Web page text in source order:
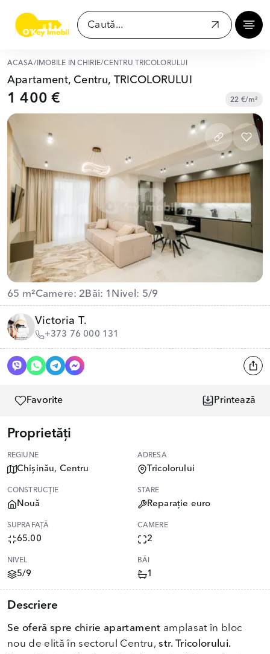
ACASĂ/ IMOBILE ÎN CHIRIE/CENTRU TRICOLORULUI
Apartament, Centru, TRICOLORULUI
1 400 € 22 €/m²
65 m²Camere: 2 Băi: 1 Nivel: 5/9
Victoria T.
+373 76 000 131
Favorite Printează
Proprietăți
REGIUNE
Chișinău, Centru
ADRESA
Tricolorului
CONSTRUCȚIE
Nouă
STARE
Reparație euro
SUPRAFAȚĂ
65.00
CAMERE
2
NIVEL
5/9
BĂI
1
Descriere
Se oferă spre chirie apartament amplasat în bloc
nou de elită în sectorul Centru, str. Tricolorului.